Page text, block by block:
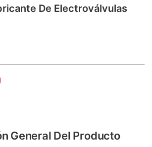
De Electroválvulas
General Del Producto